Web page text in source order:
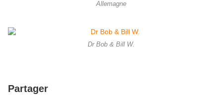
Allemagne
Dr Bob & Bill W.
Partager